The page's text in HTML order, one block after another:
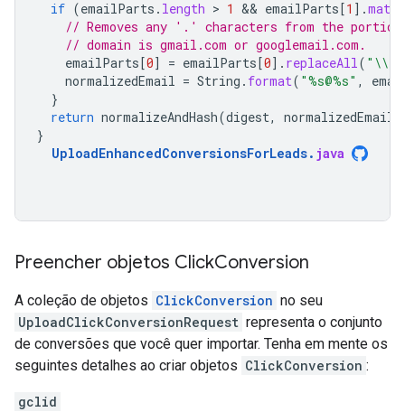
if (emailParts . length > 1 && emailParts[1 ] .
// Removes any '.' characters from the
// domain is gmail.com or googlemail.com.
emailParts[0] = emailParts[0] . replaceAll( "\\."
normalizedEmail = String . format( "%s@%s" ,
}
return normalizeAndHash(digest, normalizedEmail
}
UploadEnhancedConversionsForLeads. java
Preencher objetos ClickConversion
A coleção de objetos ClickConversion no seu
UploadClickConversionRequest representa o conjunto
de conversões que você quer importar. Tenha em mente os
seguintes detalhes ao criar objetos ClickConversion :
gclid